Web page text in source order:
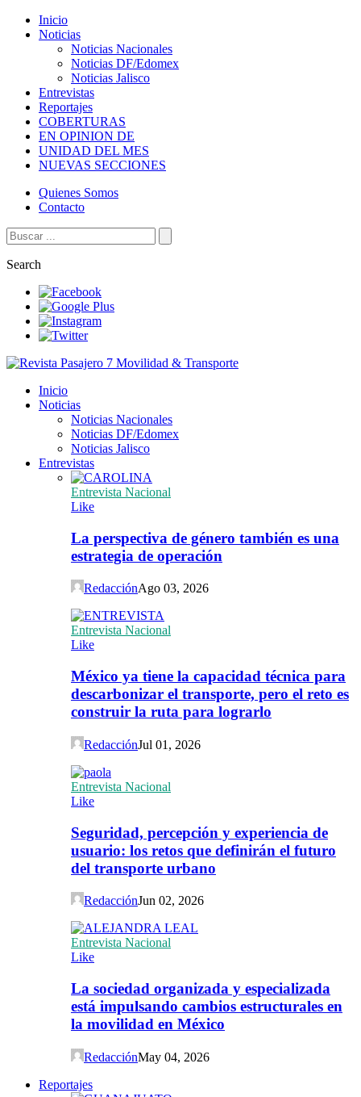
Inicio
Noticias
Noticias Nacionales
Noticias DF/Edomex
Noticias Jalisco
Entrevistas
Reportajes
COBERTURAS
EN OPINION DE
UNIDAD DEL MES
NUEVAS SECCIONES
Quienes Somos
Contacto
Search
Inicio
Noticias
Noticias Nacionales
Noticias DF/Edomex
Noticias Jalisco
Entrevistas
Entrevista Nacional
Like
La perspectiva de género también es una
estrategia de operación
RedacciónAgo 03, 2026
Entrevista Nacional
Like
México ya tiene la capacidad técnica para
descarbonizar el transporte, pero el reto es
construir la ruta para lograrlo
RedacciónJul 01, 2026
Entrevista Nacional
Like
Seguridad, percepción y experiencia de
usuario: los retos que definirán el futuro
del transporte urbano
RedacciónJun 02, 2026
Entrevista Nacional
Like
La sociedad organizada y especializada
está impulsando cambios estructurales en
la movilidad en México
RedacciónMay 04, 2026
Reportajes